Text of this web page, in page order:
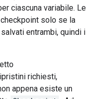
ciascuna variabile. Le
solo se la
entrambi, quindi i
richiesti,
appena esiste un